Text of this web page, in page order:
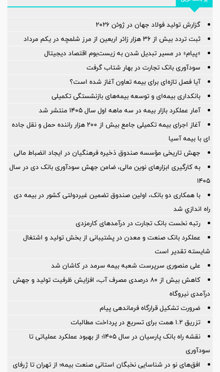
گزارش تولید فولاد جهان در ژوئن ۲۰۲۶
ثبت تردد بیش از ۳۶ هزار زائر اربعین از مرز شلمچه در یکم مرداد
«پیام» در مسیر تبدیل شدن به زیست‌بوم اقتصاد دیجیتال
سودآوری بانک تجارت در بهار شتاب گرفت
آیا فصل تازه‌ای برای بیمه تعاون آغاز شده است؟
بانکداری بیمه‌ای و توسعه بیمه‌های بازنشستگی تکمیلی
آمار عملكرد بازار بیمه در سه ماهه اول سال 1405 منتشر شد
آغاز اجرای بیمه تکمیلی جامع بیش از ۲۰۰ هزار راننده حمل و نقل جاده
ای با بیمه آسیا
جهش تاریخی مؤسسه صندوق ذخیره فرهنگیان در ایجاد انضباط مالی
به کارگیری ابزارهای نوین مالی، ضامن جهش سودآوری بانک دی در سال
۱۴۰۵
با همکاری دو بانک، اولین صندوق تضمین غیردولتی کشور در بیمه دی
راه اندازي شد
رتبه نخست بانک تجارت در درآمدهای کارمزدی
عملکرد بانک صنعت و معدن در پشتیبانی از بخش تولید و اشتغال
شایسته تقدیر است
علی منصوری سرپرست شعبه بیمه سرمد در کاشان شد
کاهش بیش از ۸۰ درصدی مصرف آب، افزایش ظرفیت تولید و جهش
درآمدی نیروگاه
ضرورت تشكیل قرارگاه فرماندهی پیام
تزریق ۱.۲ همت برای تسریع در پرداخت مطالبات
نقشه راه بانک پارسیان در سال ۱۴۰۵؛ از بهبود عملکرد عملیاتی تا
سودآوری
افق‌های نو در شناسایی نخبگان استانی صنعت بیمه؛ از تهران تا ژرفای